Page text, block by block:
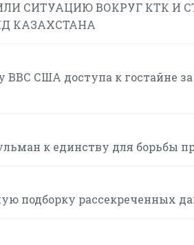
СИТУАЦИЮ ВОКРУГ КТК И
КАЗАХСТАНА
США доступа к гостайне
к единству для борьбы
подборку рассекреченных